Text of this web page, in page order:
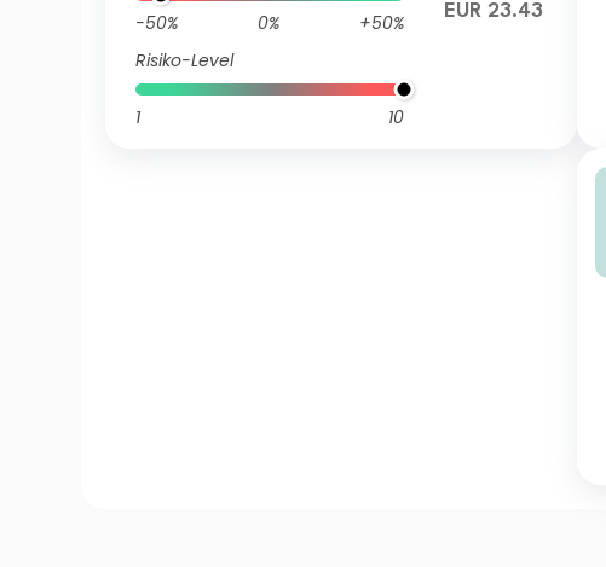
-50% 0%
+50%
Risiko-Level
1 10
EUR 23.43